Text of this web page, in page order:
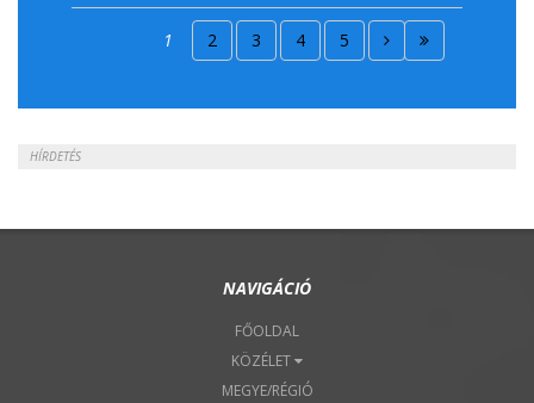
2018. Április 15.
1 2 3 4 5
HÍRDETÉS
NAVIGÁCIÓ
FŐOLDAL
KÖZÉLET
MEGYE/RÉGIÓ